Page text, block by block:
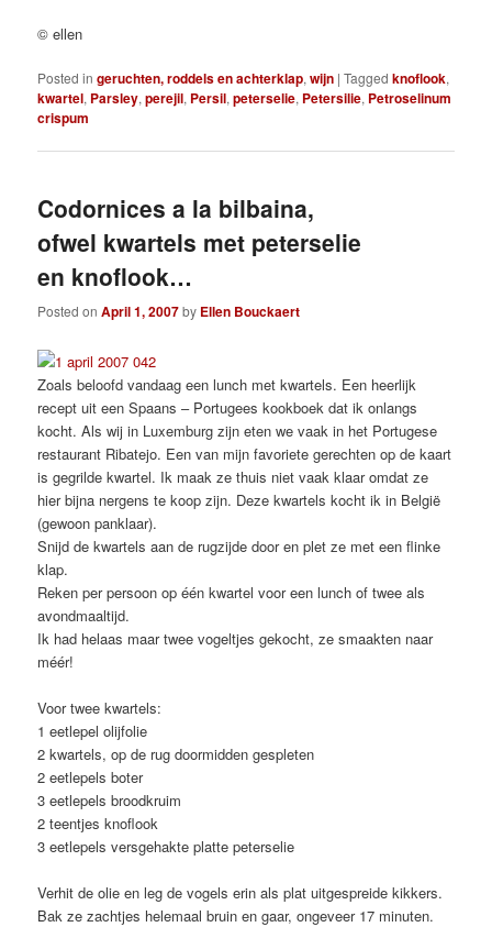
© ellen
Posted in geruchten, roddels en achterklap,wijn |Tagged knoflook,
kwartel, Parsley,perejil, Persil,peterselie, Petersilie, Petroselinum
crispum
Codornices a la bilbaina,
ofwel kwartels met peterselie
en knoflook…
Posted onApril 1, 2007by Ellen Bouckaert
Zoals beloofd vandaag een lunch met kwartels. Een heerlijk
recept uit een Spaans – Portugees kookboek dat ik onlangs
kocht. Als wij in Luxemburg zijn eten we vaak in het Portugese
restaurant Ribatejo. Een van mijn favoriete gerechten op de kaart
is gegrilde kwartel. Ik maak ze thuis niet vaak klaar omdat ze
hier bijna nergens te koop zijn. Deze kwartels kocht ik in België
(gewoon panklaar).
Snijd de kwartels aan de rugzijde door en plet ze met een flinke
klap.
Reken per persoon op één kwartel voor een lunch of twee als
avondmaaltijd.
Ik had helaas maar twee vogeltjes gekocht, ze smaakten naar
méér!
Voor twee kwartels:
1 eetlepel olijfolie
2 kwartels, op de rug doormidden gespleten
2 eetlepels boter
3 eetlepels broodkruim
2 teentjes knoflook
3 eetlepels versgehakte platte peterselie
Verhit de olie en leg de vogels erin als plat uitgespreide kikkers.
Bak ze zachtjes helemaal bruin en gaar, ongeveer 17 minuten.